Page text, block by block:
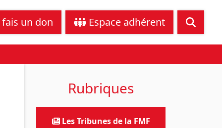
juridique Nous contacter
fais un don Espace adhérent
Rubriques
Les Tribunes de la FMF